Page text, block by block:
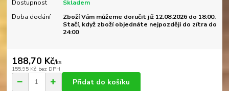
Dostupnost
Skladem
Doba dodání
Zboží Vám můžeme doručit již 12.08.2026 do 18:00.
Stačí, když zboží objednáte nejpozději do zítra do
24:00
188,70 Kč/ks
155,95 Kč bez DPH
Přidat do košíku